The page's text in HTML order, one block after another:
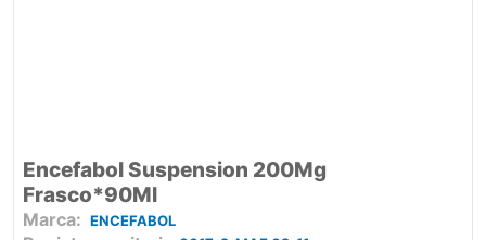
Encefabol Suspension 200Mg
Frasco*90Ml
ENCEFABOL